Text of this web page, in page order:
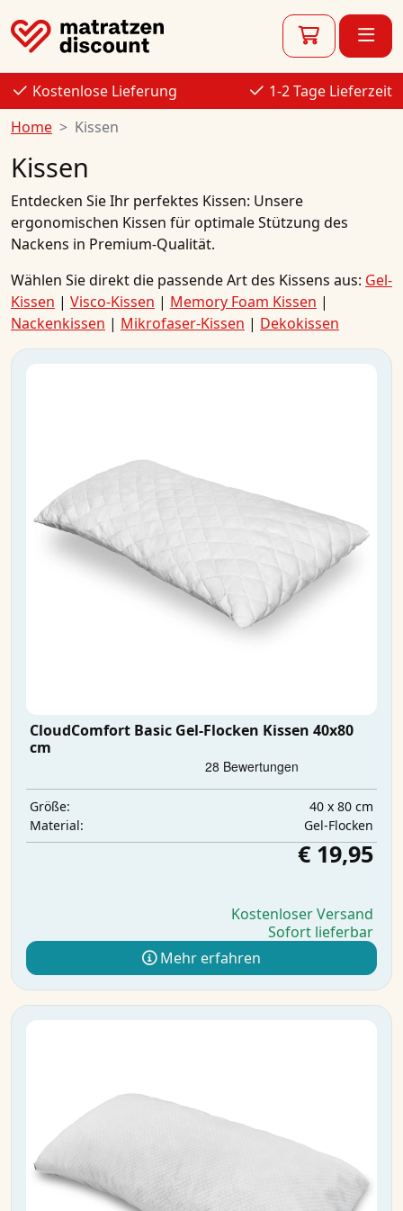
Kostenlose Lieferung
1-2 Tage Lieferzeit
Home
Kissen
Kissen
Entdecken Sie Ihr perfektes Kissen: Unsere
ergonomischen Kissen für optimaleStützung des
Nackens in Premium-Qualität.
Wählen Sie direkt die passende Art des Kissens aus: Gel-
Kissen | Visco-Kissen | Memory Foam Kissen |
Nackenkissen | Mikrofaser-Kissen | Dekokissen
CloudComfort Basic Gel-Flocken Kissen 40x80
cm
Größe:
40 x 80 cm
Material:
Gel-Flocken
€ 19,95
Kostenloser Versand
Sofort lieferbar
Mehr erfahren